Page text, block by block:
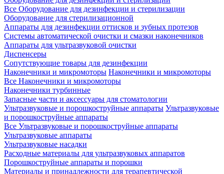
Все Оборудование для дезинфекции и стерилизации
Оборудование для стерилизационной
Аппараты для дезинфекции оттисков и зубных протезов
Системы автоматической очистки и смазки наконечников
Аппараты для ультразвуковой очистки
Диспенсеры
Сопутствующие товары для дезинфекции
Наконечники и микромоторы Наконечники и микромоторы
Все Наконечники и микромоторы
Наконечники турбинные
Запасные части и аксессуары для стоматологии
Ультразвуковые и порошкоструйные аппараты Ультразвуковые
и порошкоструйные аппараты
Все Ультразвуковые и порошкоструйные аппараты
Ультразвуковые аппараты
Ультразвуковые насадки
Расходные материалы для ультразвуковых аппаратов
Порошкоструйные аппараты и порошки
Материалы и принадлежности для терапевтической